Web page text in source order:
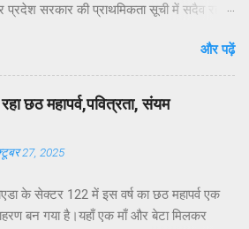
प्रदेश सरकार की प्राथमिकता सूची में सदैव रहा
में नोएडा, ग्रेटर नोएडा और यमुना एक्सप्रेसवे क्षेत्रों
दौरा किया है।परंतु, यह अत्यंत खेदजनक है कि
सांसद डॉ. महेश शर्मा एवं विधायक श्री पंकज सिंह
विकास में अपेक्षित सक्रियता नहीं दिखा रहे हैं।
ठोस कार्यवाही नहीं हो रही है। यह कहना है
122 के अध्यक्ष डॉ उमेश शर्मा ने नोएडा की
के हल न होने के कारण जनप्रतिनिधियों की
और पढ़ें
छठ महापर्व,पवित्रता, संयम
27, 2025
के सेक्टर 122 में इस वर्ष का छठ महापर्व एक
बन गया है।यहाँ एक माँ और बेटा मिलकर